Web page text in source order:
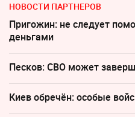
НОВОСТИ ПАРТНЕРОВ
Пригожин: не следует
деньгами
Песков: СВО может
Киев обречён: особые